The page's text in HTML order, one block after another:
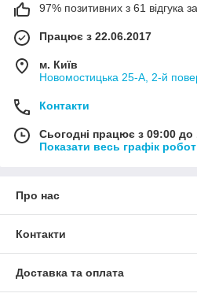
97% позитивних з 61 відгука
Працює з 22.06.2017
м. Київ
Новомостицька 25-А, 2-й
Контакти
Сьогодні працює з 09:00 до
Показати весь графік
Про нас
Контакти
Доставка та оплата